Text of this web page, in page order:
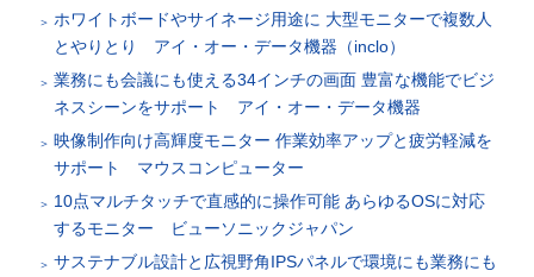
ホワイトボードやサイネージ用途に 大型モニターで複数人
とやりとり アイ・オー・データ機器（inclo）
業務にも会議にも使える34インチの画面 豊富な機能でビジ
ネスシーンをサポート アイ・オー・データ機器
映像制作向け高輝度モニター 作業効率アップと疲労軽減を
サポート マウスコンピューター
10点マルチタッチで直感的に操作可能 あらゆるOSに対応
するモニター ビューソニックジャパン
サステナブル設計と広視野角IPSパネルで環境にも業務にも